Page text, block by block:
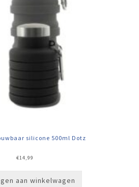
silicone 500ml Dotz
€14,99
aan winkelwagen